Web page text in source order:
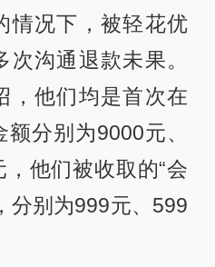
情况下，被轻花优
沟通退款未果。
，他们均是首次在
分别为9000元、
他们被收取的“会
分别为999元、599